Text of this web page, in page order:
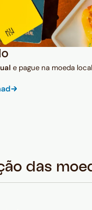
e pague na moeda
das